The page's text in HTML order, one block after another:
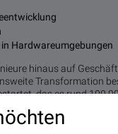
Hardwareumgebungen
hinaus auf
Transformation
das es rund
Geschäftsbetrieb
kontinuierlich in das